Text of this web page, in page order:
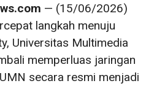
— (15/06/2026)
langkah menuju
Universitas Multimedia
memperluas jaringan
secara resmi menjadi